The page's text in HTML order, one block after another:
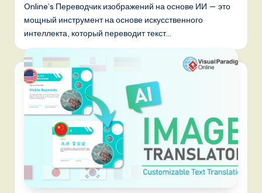
s
in
A
I,
S
w
a
Online’s Переводчик изображений на основе ИИ — это
мощный инструмент на основе искусственного
интеллекта, который переводит текст…